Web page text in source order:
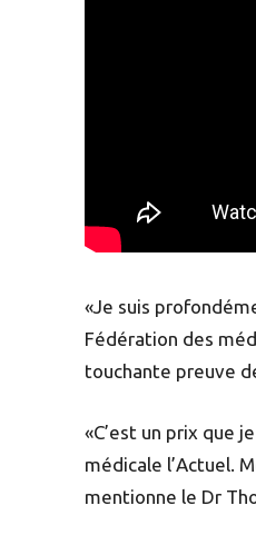
«Je suis
Fédération des
touchante preuve
«C’est un prix que
médicale l’Actuel.
mentionne le Dr